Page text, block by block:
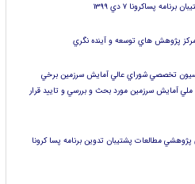
پساكرونا ۷ دي ۱۳۹۹
پژوهش هاي توسعه و آينده نگري
تخصصي شوراي عالي آمايش سرزمين برخي
و راهبردهاي ذيل هدف (۱) سند ملي آمايش سرزمين مورد بحث و بررسي و تاييد قرار
مطالعات پشتيبان تدوين برنامه پسا كرونا